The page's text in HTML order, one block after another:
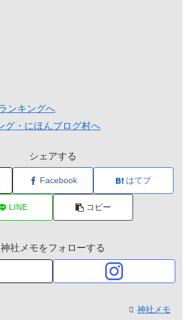
シェアする
Facebook はてブ
LINE コピー
神社メモをフォローする
神社メモ